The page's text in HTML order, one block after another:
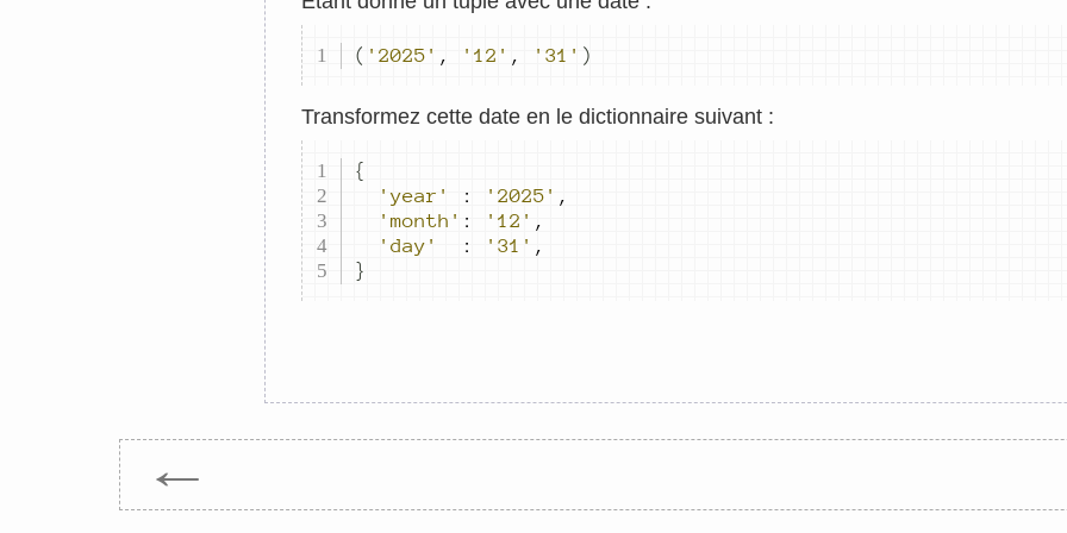
( '2025' , '12' , '31' )
Transformez cette date en le dictionnaire suivant :
{
'year'
: '2025' ,
'month' : '12' ,
'day'
: '31' ,
}
←